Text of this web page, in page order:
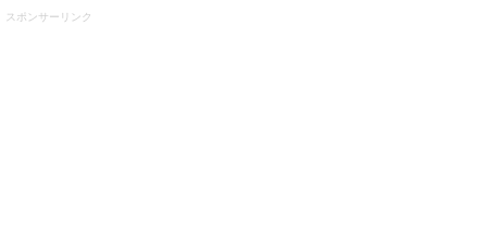
スポンサーリンク